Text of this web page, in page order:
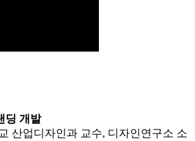
딩 개발
산업디자인과 교수, 디자인연구소 소